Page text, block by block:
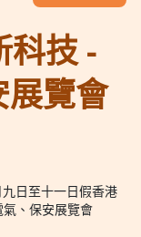
科技 -
覽會
日至十一日假香港
、保安展覽會